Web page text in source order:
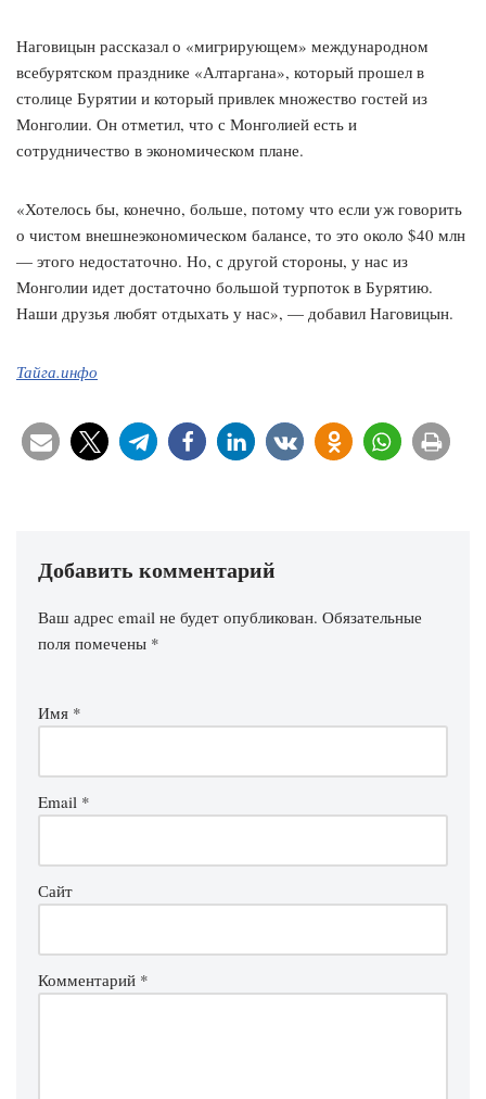
Наговицын рассказал о «мигрирующем» международном
всебурятском празднике «Алтаргана», который прошел в
столице Бурятии и который привлек множество гостей из
Монголии. Он отметил, что с Монголией есть и
сотрудничество в экономическом плане.
«Хотелось бы, конечно, больше, потому что если уж говорить
о чистом внешнеэкономическом балансе, то это около $40 млн
— этого недостаточно. Но, с другой стороны, у нас из
Монголии идет достаточно большой турпоток в Бурятию.
Наши друзья любят отдыхать у нас», — добавил Наговицын.
Тайга.инфо
Добавить комментарий
Ваш адрес email не будет опубликован. Обязательные
поля помечены *
Имя *
Email *
Сайт
Комментарий *